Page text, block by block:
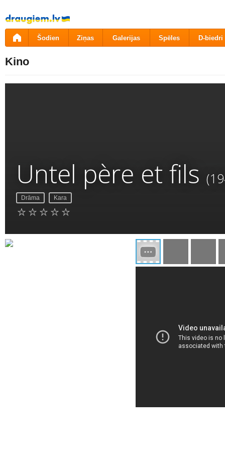
Pāriet
uz
saturu
Šodien Ziņas Galerijas Spēles D-biedri
Kino
Untel père et fils
Drāma Kara